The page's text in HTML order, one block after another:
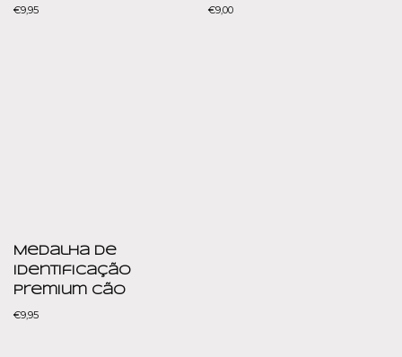
€9,95 €9,00
Medalha de
Identificação
Premium Cão
€9,95